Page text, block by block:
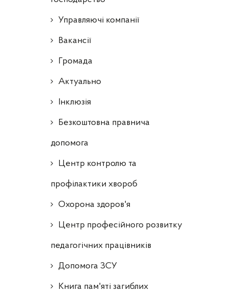
Управляючі компанії
Ваканcії
Громада
Актуально
Інклюзія
Безкоштовна правнича
допомога
Центр контролю та
профілактики хвороб
Охорона здоров'я
Центр професійного розвитку
педагогічних працівників
Допомога ЗСУ
Книга пам'яті загиблих